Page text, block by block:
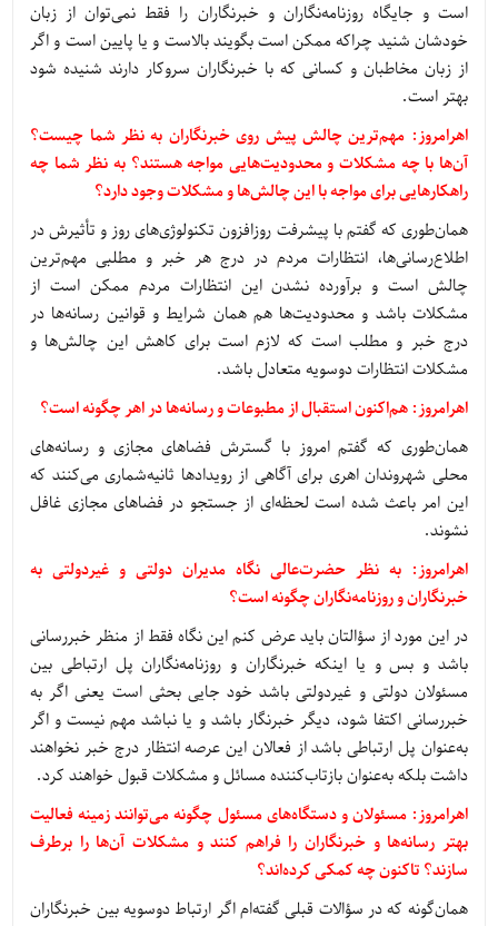
است و جایگاه روزنامه‌نگاران و خبرنگاران را فقط نمی‌توان از زبان
خودشان شنید چراکه ممکن است بگویند بالاست و یا پایین است و اگر
از زبان مخاطبان و کسانی که با خبرنگاران سروکار دارند شنیده شود
بهتر است.
اهرامروز: مهم‌ترین چالش پیش روی خبرنگاران به نظر شما چیست؟
آن‌ها با چه مشکلات و محدودیت‌هایی مواجه هستند؟ به نظر شما چه
راهکارهایی برای مواجه با این چالش‌ها و مشکلات وجود دارد؟
همان‌طوری که گفتم با پیشرفت روزافزون تکنولوژی‌های روز و تأثیرش در
اطلاع‌رسانی‌ها، انتظارات مردم در درج هر خبر و مطلبی مهم‌ترین
چالش است و برآورده نشدن این انتظارات مردم ممکن است از
مشکلات باشد و محدودیت‌ها هم همان شرایط و قوانین رسانه‌ها در
درج خبر و مطلب است که لازم است برای کاهش این چالش‌ها و
مشکلات انتظارات دوسویه متعادل باشد.
اهرامروز: هم‌اکنون استقبال از مطبوعات و رسانه‌ها در اهر چگونه است؟
همان‌طوری که گفتم امروز با گسترش فضاهای مجازی و رسانه‌های
محلی شهروندان اهری برای آگاهی از رویدادها ثانیه‌شماری می‌کنند که
این امر باعث شده است لحظه‌ای از جستجو در فضاهای مجازی غافل
نشوند.
اهرامروز: به نظر حضرت‌عالی نگاه مدیران دولتی و غیردولتی به
خبرنگاران و روزنامه‌نگاران چگونه است؟
در این مورد از سؤالتان باید عرض کنم این نگاه فقط از منظر خبررسانی
باشد و بس و یا اینکه خبرنگاران و روزنامه‌نگاران پل ارتباطی بین
مسئولان دولتی و غیردولتی باشد خود جایی بحثی است یعنی اگر به
خبررسانی اکتفا شود، دیگر خبرنگار باشد و یا نباشد مهم نیست و اگر
به‌عنوان پل ارتباطی باشد از فعالان این عرصه انتظار درج خبر نخواهند
داشت بلکه به‌عنوان بازتاب‌کننده مسائل و مشکلات قبول خواهند کرد.
اهرامروز: مسئولان و دستگاه‌های مسئول چگونه می‌توانند زمینه فعالیت
بهتر رسانه‌ها و خبرنگاران را فراهم کنند و مشکلات آن‌ها را برطرف
سازند؟ تاکنون چه کمکی کرده‌اند؟
همان‌گونه که در سؤالات قبلی گفته‌ام اگر ارتباط دوسویه بین خبرنگاران